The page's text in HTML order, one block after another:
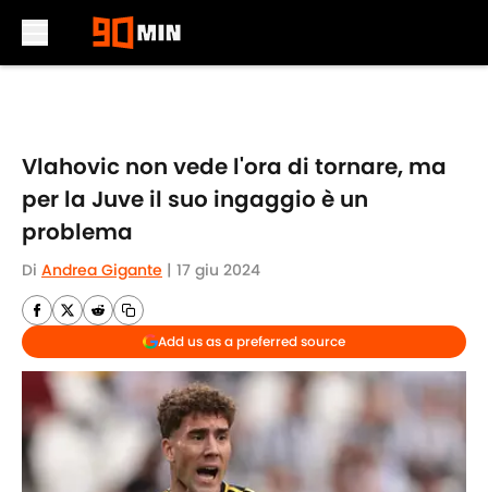
Vlahovic non vede l'ora di tornare, ma
per la Juve il suo ingaggio è un
problema
Di Andrea Gigante | 17 giu 2024
Add us as a preferred source